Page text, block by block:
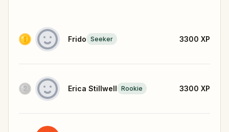
Frido Seeker 3300 XP
Erica Stillwell Rookie 3300 XP